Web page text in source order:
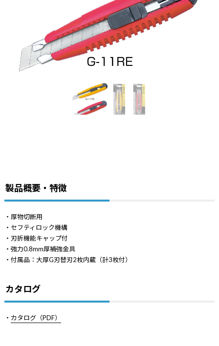
製品概要・特徴
・厚物切断用
・セフティロック機構
・刃折機能キャップ付
・強力0.8mm厚補強金具
・付属品：大厚G刃替刃2枚内蔵（計3枚付）
カタログ
・ カタログ（PDF）